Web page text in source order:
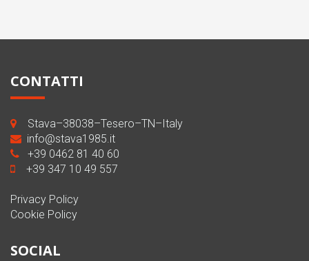
CONTATTI
Stava–38038–Tesero–TN–Italy
info@stava1985.it
+39 0462 81 40 60
+39 347 10 49 557
Privacy Policy
Cookie Policy
SOCIAL